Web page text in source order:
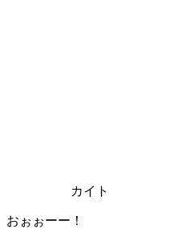
カイト
おぉぉーー！